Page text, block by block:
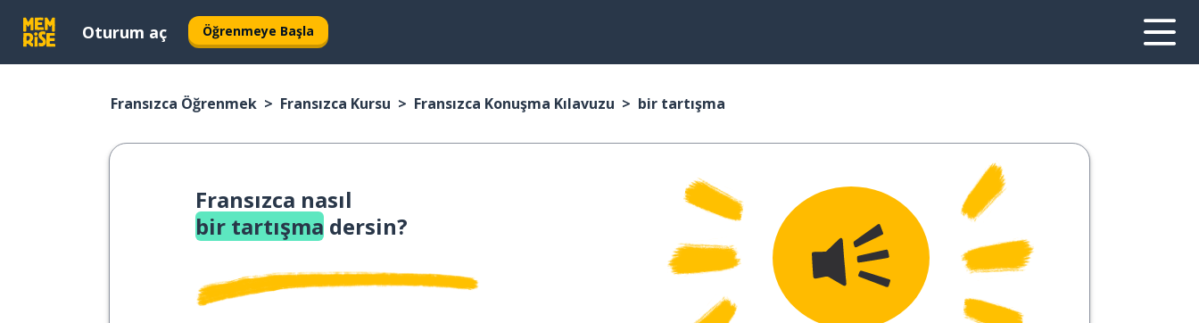
Oturum aç Öğrenmeye Başla
Fransızca Öğrenmek Fransızca Kursu Fransızca Konuşma Kılavuzu bir tartışma
Fransızca nasıl
bir tartışma dersin?